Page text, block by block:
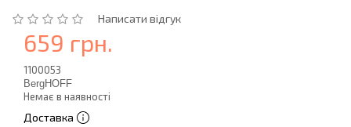
Написати відгук
659 грн.
1100053
BergHOFF
Немає в наявності
Доставка